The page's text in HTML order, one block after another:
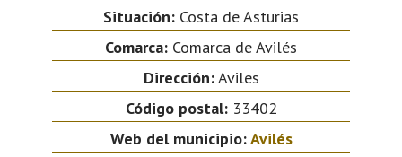
Situación: Costa de Asturias
Comarca: Comarca de Avilés
Dirección:Aviles
Código postal:33402
Web del municipio:Avilés